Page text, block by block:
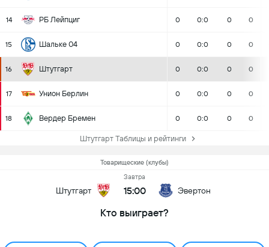
14 РБ Лейпциг 0 0:0 0 0
15 Шальке 04 0 0:0 0 0
16 Штутгарт 0 0:0 0 0
17 Унион Берлин 0 0:0 0 0
18 Вердер Бремен 0 0:0 0 0
Штутгарт Таблицы и рейтинги
Товарищеские (клубы)
Штутгарт
Завтра
15:00 Эвертон
Кто выиграет?